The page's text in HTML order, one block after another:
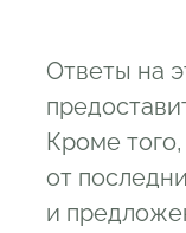
Ответы на
Кроме того,
от
и